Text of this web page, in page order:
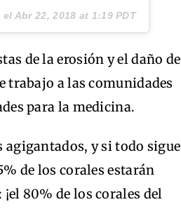
el Abr 22, 2018 at 1:19 PDT
de la erosión y el daño de
trabajo a las comunidades
para la medicina.
agigantados, y si todo sigue
de los corales estarán
80% de los corales del